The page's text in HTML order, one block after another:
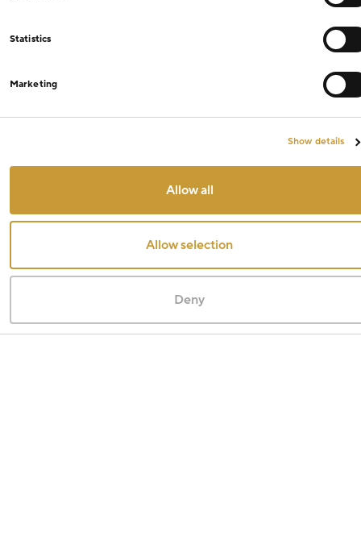
Statistics
Marketing
Show details
Allow all
Allow selection
Deny